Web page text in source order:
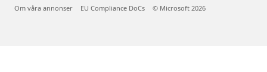
Om våra annonser EU Compliance DoCs © Microsoft 2026